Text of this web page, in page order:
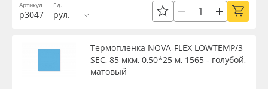
Артикул
р3047
Ед.
рул.
Термопленка NOVA-FLEX LOWTEMP/3
SEC, 85 мкм, 0,50*25 м, 1565 - голубой,
матовый